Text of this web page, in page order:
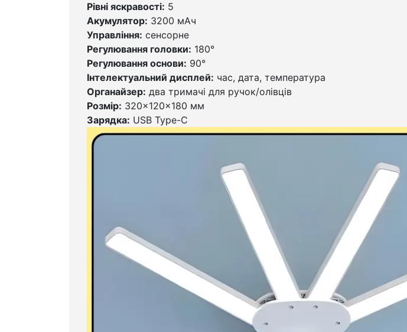
Рівні яскравості: 5
Акумулятор: 3200 мАч
Управління: сенсорне
Регулювання головки: 180°
Регулювання основи: 90°
Інтелектуальний дисплей: час, дата, температура
Органайзер: два тримачі для ручок/олівців
Розмір: 320×120×180 мм
Зарядка: USB Type-C